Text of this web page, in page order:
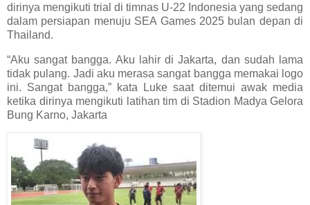
dirinya mengikuti trial di timnas U-22 Indonesia yang sedang
dalam persiapan menuju SEA Games 2025 bulan depan di
Thailand.
“Aku sangat bangga. Aku lahir di Jakarta, dan sudah lama
tidak pulang. Jadi aku merasa sangat bangga memakai logo
ini. Sangat bangga,” kata Luke saat ditemui awak media
ketika dirinya mengikuti latihan tim di Stadion Madya Gelora
Bung Karno, Jakarta